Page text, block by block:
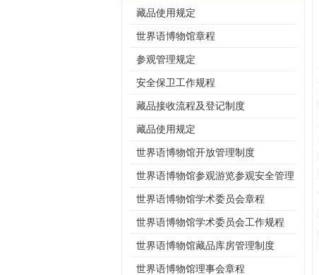
藏品使用规定
世界语博物馆章程
参观管理规定
安全保卫工作规程
藏品接收流程及登记制度
藏品使用规定
世界语博物馆开放管理制度
世界语博物馆参观游览参观安全管理
办法
世界语博物馆学术委员会章程
世界语博物馆学术委员会工作规程
世界语博物馆藏品库房管理制度
世界语博物馆理事会章程